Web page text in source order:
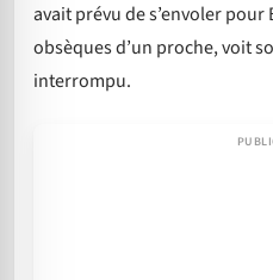
avait prévu de s’envoler pour
obsèques d’un proche, voit
interrompu.